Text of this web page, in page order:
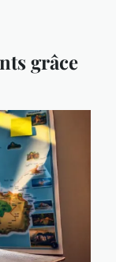
grâce